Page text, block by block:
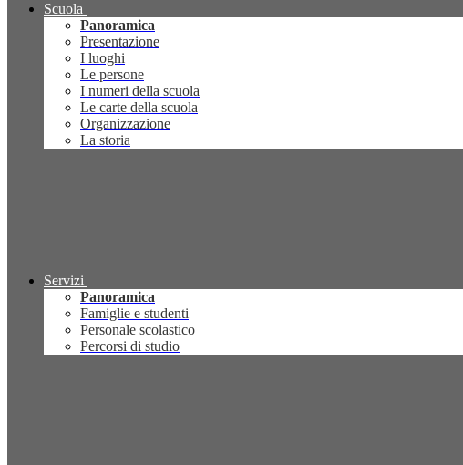
Scuola
Panoramica
Presentazione
I luoghi
Le persone
I numeri della scuola
Le carte della scuola
Organizzazione
La storia
Servizi
Panoramica
Famiglie e studenti
Personale scolastico
Percorsi di studio